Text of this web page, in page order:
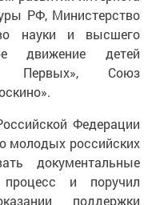
РФ, Министерство
науки и высшего
движение детей
Первых», Союз
Федерации
молодых российских
документальные
и поручил
поддержки